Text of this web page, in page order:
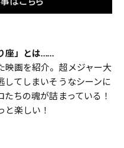
座」とは……
映画を紹介。超メジャー大
してしまいそうなシーンに
ちの魂が詰まっている！
楽しい！